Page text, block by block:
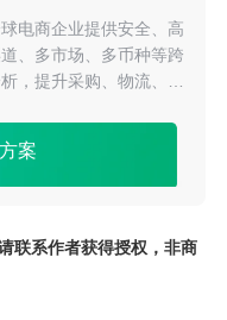
电商企业提供安全、高
、多市场、多币种等跨
，提升采购、物流、支
案
联系作者获得授权，非商